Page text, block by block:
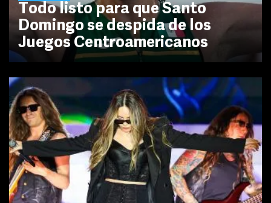
Todo listo para que Santo
Domingo se despida de los
Juegos Centroamericanos